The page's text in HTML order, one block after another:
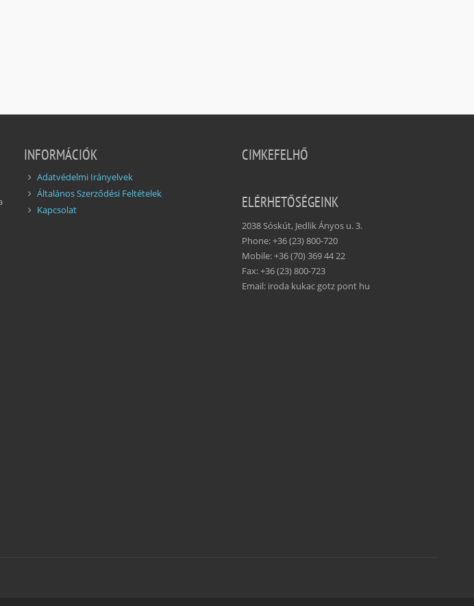
INFORMÁCIÓK
Adatvédelmi Irányelvek
Általános Szerződési Feltételek
Kapcsolat
CIMKEFELHŐ
ELÉRHETŐSÉGEINK
2038 Sóskút, Jedlik Ányos u. 3.
Phone: +36 (23) 800-720
Mobile: +36 (70) 369 44 22
Fax: +36 (23) 800-723
Email: iroda kukac gotz pont hu